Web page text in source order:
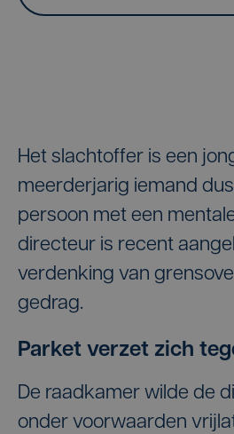
Het slachtoffer is een
meerderjarig iemand
persoon met een
directeur is recent
verdenking van
gedrag.
Parket verzet zich
De raadkamer wilde de
onder voorwaarden